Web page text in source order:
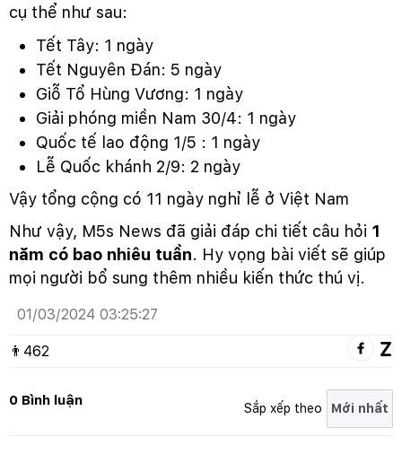
cụ thể như sau:
Tết Tây: 1 ngày
Tết Nguyên Đán: 5 ngày
Giỗ Tổ Hùng Vương: 1 ngày
Giải phóng miền Nam 30/4: 1 ngày
Quốc tế lao động 1/5 : 1 ngày
Lễ Quốc khánh 2/9: 2 ngày
Vậy tổng cộng có 11 ngày nghỉ lễ ở Việt Nam
Như vậy, M5s News đã giải đáp chi tiết câu hỏi 1
năm có bao nhiêu tuần. Hy vọng bài viết sẽ giúp
mọi người bổ sung thêm nhiều kiến thức thú vị.
01/03/2024 03:25:27
👨 462
0 Bình luận Sắp xếp theo